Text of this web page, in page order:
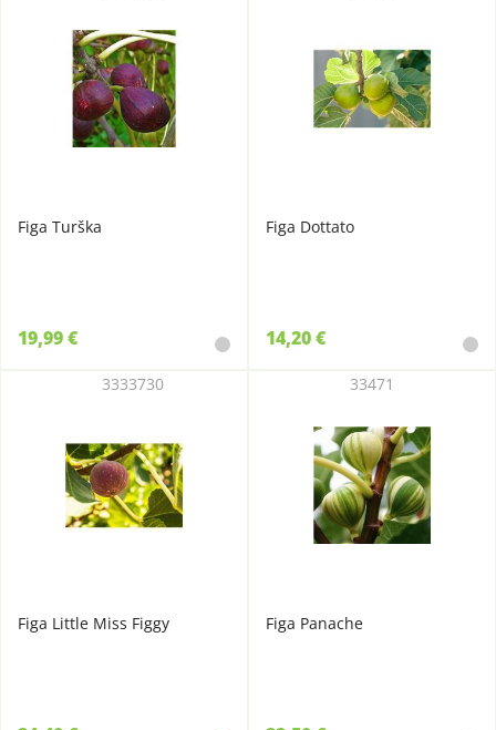
Figa Turška
19,99 €
Figa Dottato
14,20 €
Figa Little Miss Figgy
3333730
Figa Panache
33471